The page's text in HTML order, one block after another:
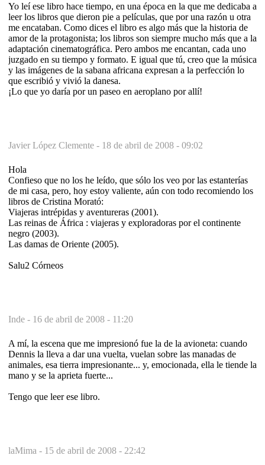
Yo leí ese libro hace tiempo, en una época en la que me dedicaba a
leer los libros que dieron pie a películas, que por una razón u otra
me encataban. Como dices el libro es algo más que la historia de
amor de la protagonista; los libros son siempre mucho más que a la
adaptación cinematográfica. Pero ambos me encantan, cada uno
juzgado en su tiempo y formato. E igual que tú, creo que la música
y las imágenes de la sabana africana expresan a la perfección lo
que escribió y vivió la danesa.
¡Lo que yo daría por un paseo en aeroplano por allí!
Javier López Clemente - 18 de abril de 2008 - 09:02
Hola
Confieso que no los he leído, que sólo los veo por las estanterías
de mi casa, pero, hoy estoy valiente, aún con todo recomiendo los
libros de Cristina Morató:
Viajeras intrépidas y aventureras (2001).
Las reinas de África : viajeras y exploradoras por el continente
negro (2003).
Las damas de Oriente (2005).
Salu2 Córneos
Inde - 16 de abril de 2008 - 11:20
A mí, la escena que me impresionó fue la de la avioneta: cuando
Dennis la lleva a dar una vuelta, vuelan sobre las manadas de
animales, esa tierra impresionante... y, emocionada, ella le tiende la
mano y se la aprieta fuerte...
Tengo que leer ese libro.
laMima - 15 de abril de 2008 - 22:42